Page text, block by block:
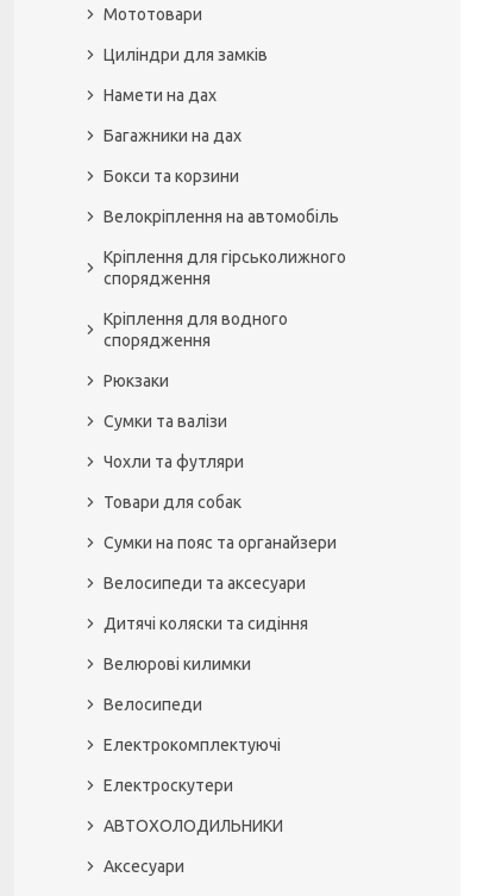
Мототовари
Циліндри для замків
Намети на дах
Багажники на дах
Бокси та корзини
Велокріплення на автомобіль
Кріплення для гірськолижного
спорядження
Кріплення для водного
спорядження
Рюкзаки
Сумки та валізи
Чохли та футляри
Товари для собак
Сумки на пояс та органайзери
Велосипеди та аксесуари
Дитячі коляски та сидіння
Велюрові килимки
Велосипеди
Електрокомплектуючі
Електроскутери
АВТОХОЛОДИЛЬНИКИ
Аксесуари